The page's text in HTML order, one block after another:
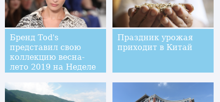
Бренд Tod's
представил свою
коллекцию весна-
лето 2019 на Неделе
Праздник урожая
приходит в Китай